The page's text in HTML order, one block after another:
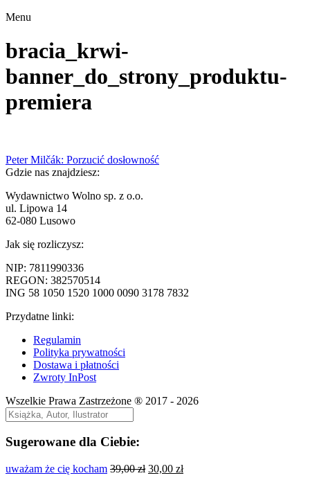
Menu
bracia_krwi-
banner_do_strony_produktu-
premiera
Nawigacja
wpisu
Poprzedni
wpis:
Peter Milčák: Porzucić dosłowność
Gdzie nas znajdziesz:
Wydawnictwo Wolno sp. z o.o.
ul. Lipowa 14
62-080 Lusowo
Jak się rozliczysz:
NIP: 7811990336
REGON: 382570514
ING 58 1050 1520 1000 0090 3178 7832
Przydatne linki:
Regulamin
Polityka prywatności
Dostawa i płatności
Zwroty InPost
Wszelkie Prawa Zastrzeżone ® 2017 - 2026
Sugerowane dla Ciebie:
uważam że cię kocham 39,00zł Pierwotna
30,00 złAktualna